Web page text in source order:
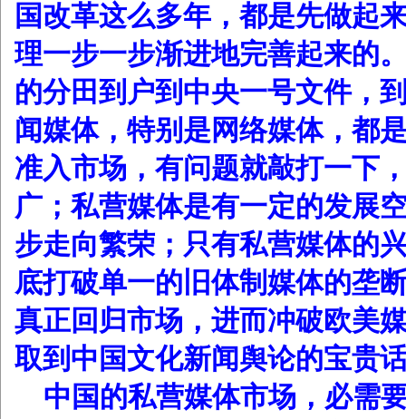
国改革这么多年，都是先做起
理一步一步渐进地完善起来的
的分田到户到中央一号文件，
闻媒体，特别是网络媒体，都
准入市场，有问题就敲打一下
广；私营媒体是有一定的发展
步走向繁荣；只有私营媒体的
底打破单一的旧体制媒体的垄
真正回归市场，进而冲破欧美
取到中国文化新闻舆论的宝贵
中国的私营媒体市场，必需